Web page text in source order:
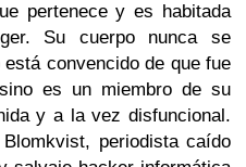
pertenece y es habitada
Su cuerpo nunca se
convencido de que fue
es un miembro de su
y a la vez disfuncional.
periodista caído